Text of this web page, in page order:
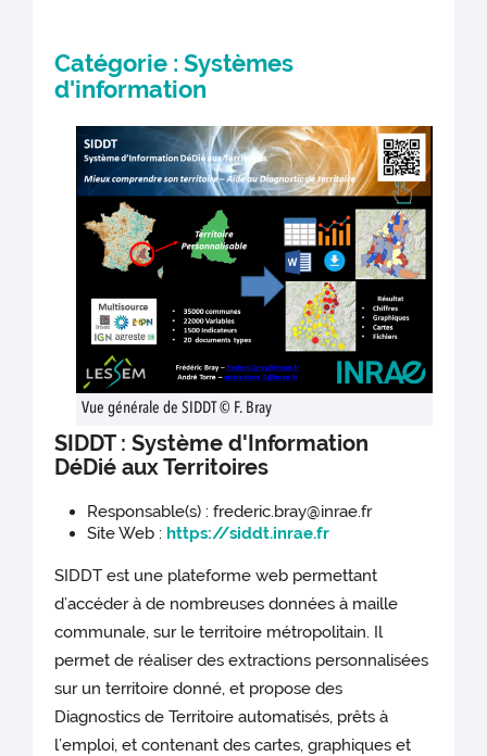
Catégorie : Systèmes
d'information
Vue générale de SIDDT © F. Bray
SIDDT : Système d'Information
DéDié aux Territoires
Responsable(s) : frederic.bray@inrae.fr
Site Web : https://siddt.inrae.fr
SIDDT est une plateforme web permettant
d’accéder à de nombreuses données à maille
communale, sur le territoire métropolitain. Il
permet de réaliser des extractions personnalisées
sur un territoire donné, et propose des
Diagnostics de Territoire automatisés, prêts à
l’emploi, et contenant des cartes, graphiques et